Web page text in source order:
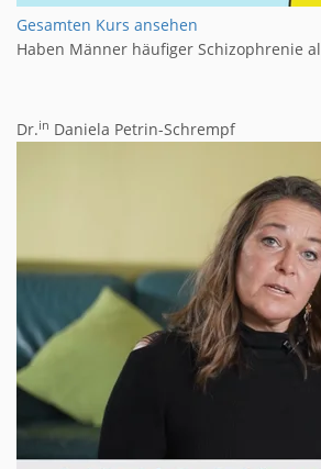
Gesamten Kurs ansehen
Haben Männer häufiger Schizophrenie
Dr.in Daniela Petrin-Schrempf